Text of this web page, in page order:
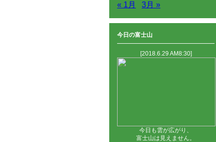
« 1月 3月 »
今日の富士山
[2018.6.29 AM8:30]
今日も雲が広がり、
富士山は見えません。